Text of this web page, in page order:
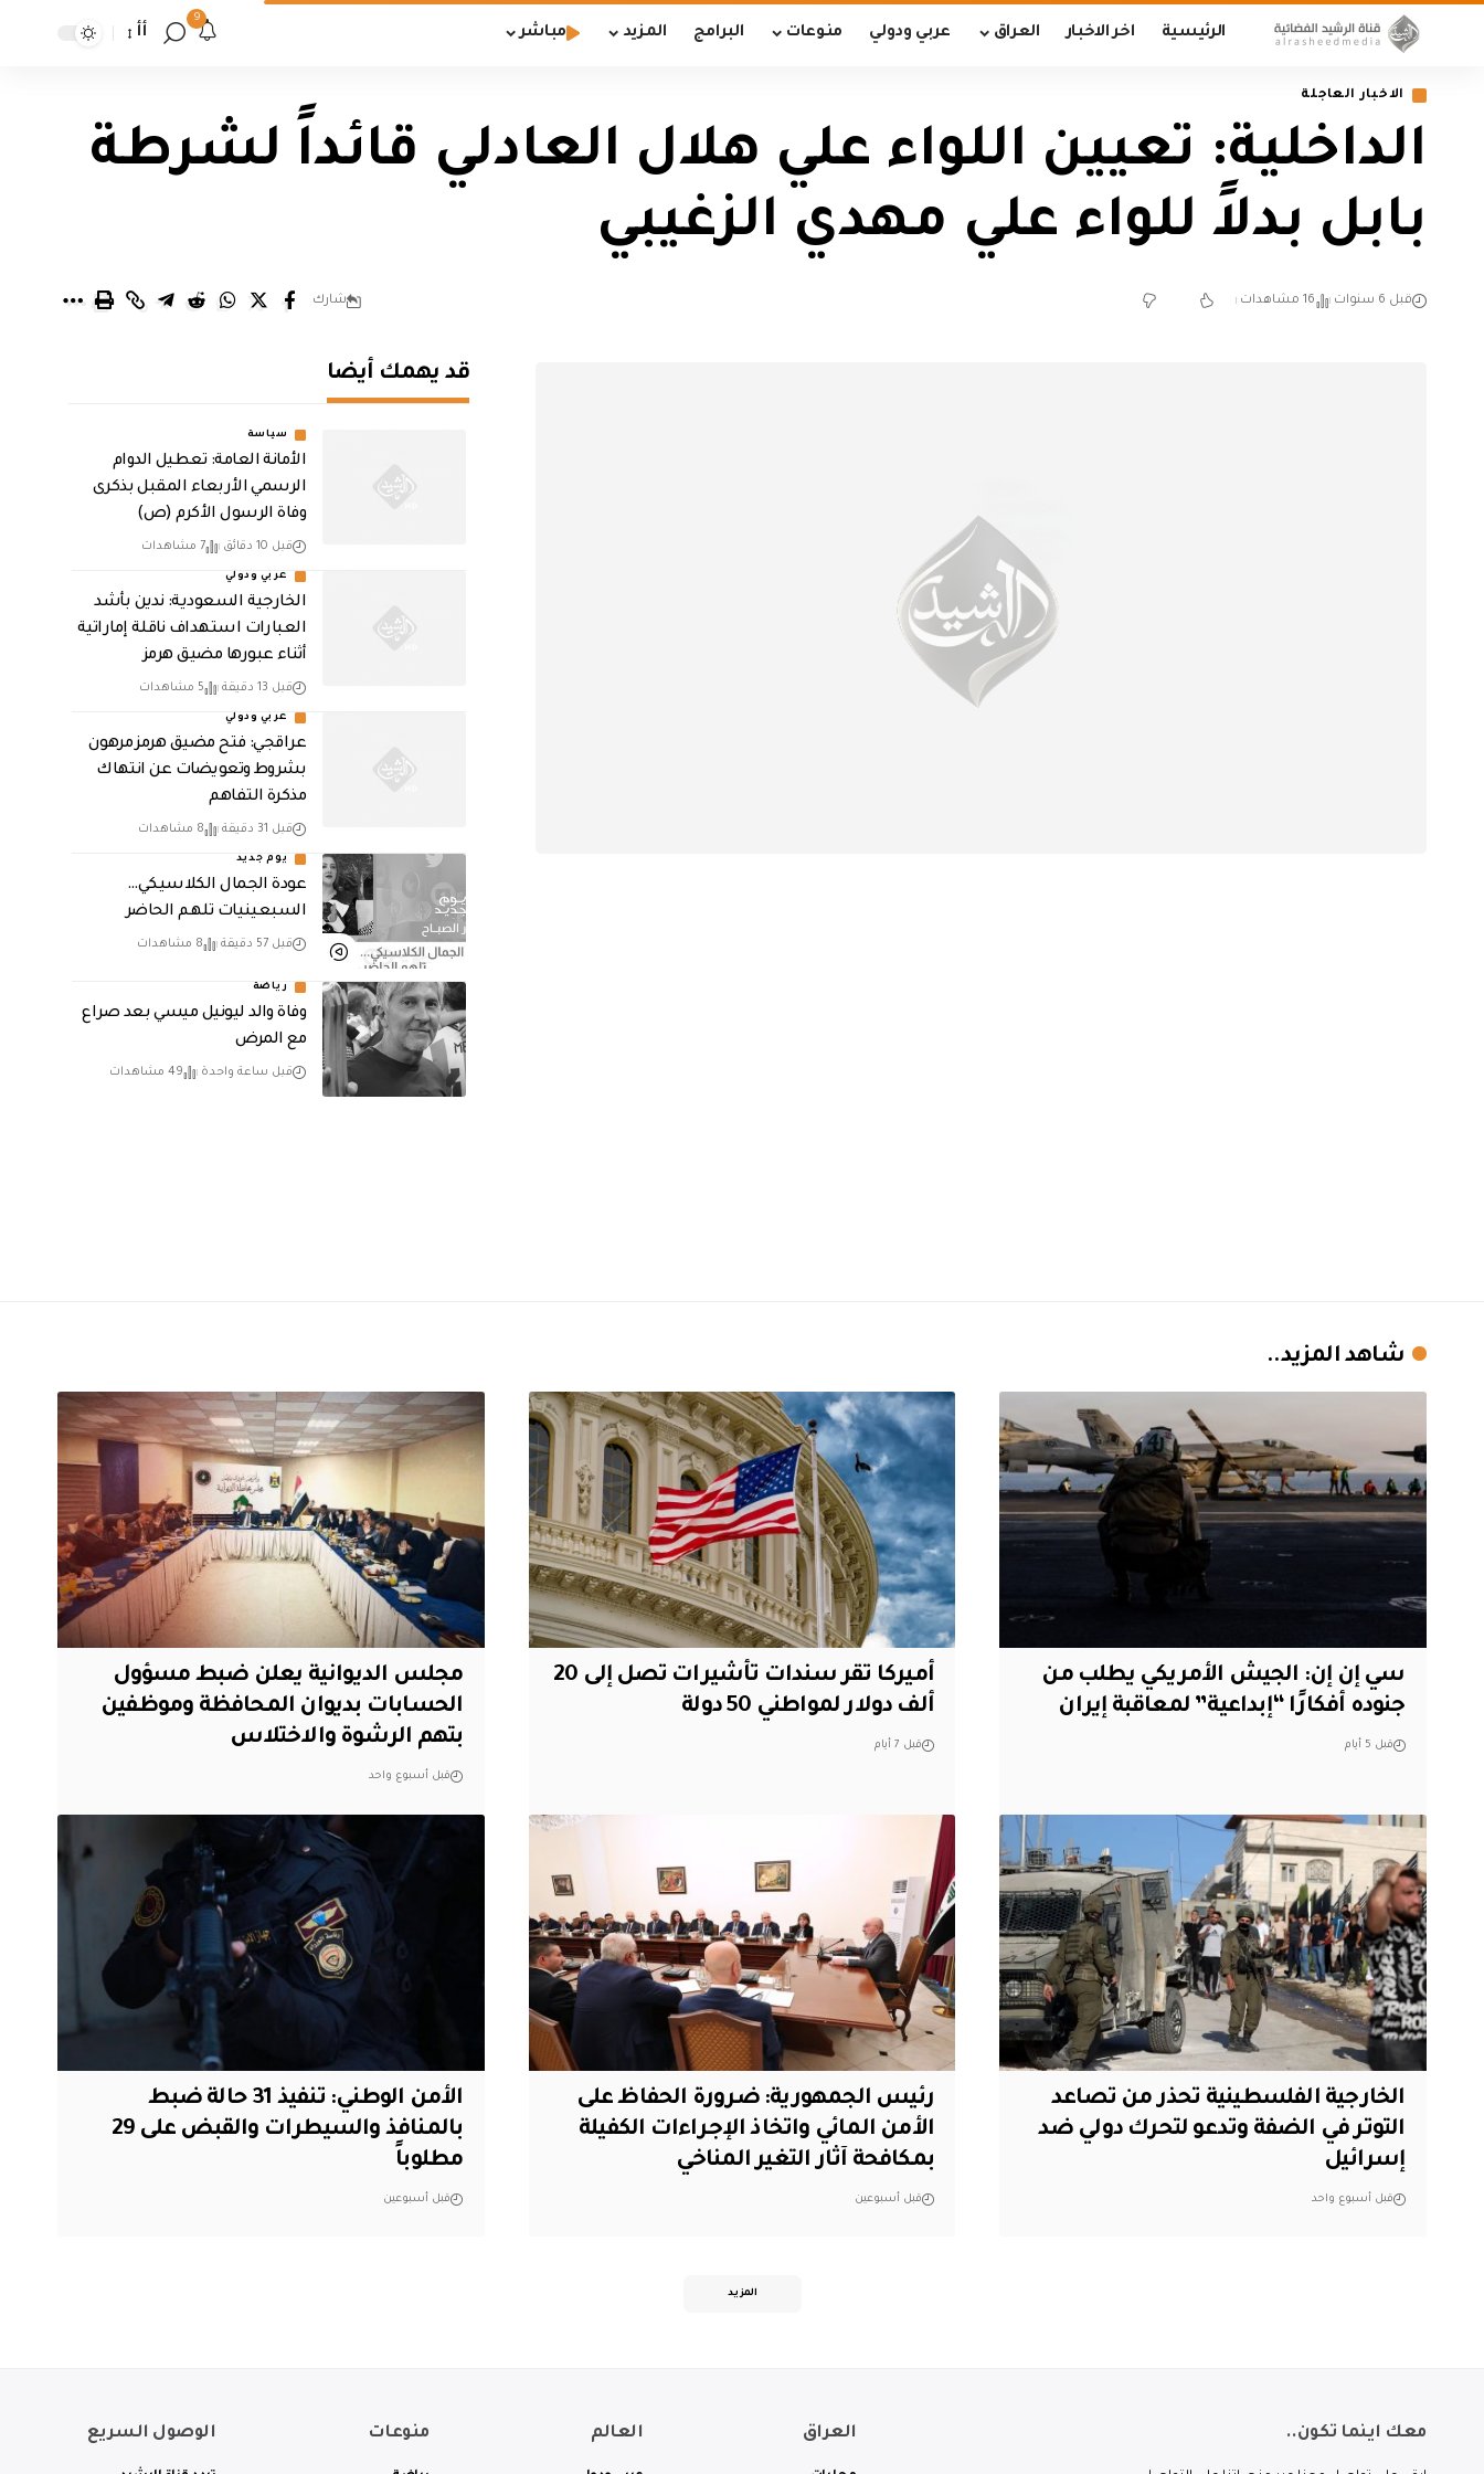
الرئيسية اخر الاخبار العراق عربي ودولي منوعات البرامج المزيد مباشر
9
أأ
الاخبار العاجلة
الداخلية: تعيين اللواء علي هلال العادلي قائداً لشرطة
بابل بدلاً للواء علي مهدي الزغيبي
قبل 6 سنوات 16 مشاهدات شارك
قد يهمك أيضا
سياسة
الأمانة العامة: تعطيل الدوام
الرسمي الأربعاء المقبل بذكرى
وفاة الرسول الأكرم (ص)
قبل 10 دقائق 7 مشاهدات
عربي ودولي
‏الخارجية السعودية: ندين بأشد
العبارات استهداف ناقلة إماراتية
أثناء عبورها مضيق هرمز
قبل 13 دقيقة 5 مشاهدات
عربي ودولي
عراقجي: فتح مضيق هرمز مرهون
بشروط وتعويضات عن انتهاك
مذكرة التفاهم
قبل 31 دقيقة 8 مشاهدات
يوم جديد
عودة الجمال الكلاسيكي…
السبعينيات تلهم الحاضر
قبل 57 دقيقة 8 مشاهدات
رياضة
وفاة والد ليونيل ميسي بعد صراع
مع المرض
قبل ساعة واحدة 49 مشاهدات
شاهد المزيد..
سي إن إن: الجيش الأمريكي يطلب من
جنوده أفكارًا “إبداعية” لمعاقبة إيران
قبل 5 أيام
أميركا تقر سندات تأشيرات تصل إلى 20
ألف دولار لمواطني 50 دولة
قبل 7 أيام
مجلس الديوانية يعلن ضبط مسؤول
الحسابات بديوان المحافظة وموظفين
بتهم الرشوة والاختلاس
قبل أسبوع واحد
الخارجية الفلسطينية تحذر من تصاعد
التوتر في الضفة وتدعو لتحرك دولي ضد
إسرائيل
قبل أسبوع واحد
رئيس الجمهورية: ضرورة الحفاظ على
الأمن المائي واتخاذ الإجراءات الكفيلة
بمكافحة آثار التغير المناخي
قبل أسبوعين
الأمن الوطني: تنفيذ 31 حالة ضبط
بالمنافذ والسيطرات والقبض على 29
مطلوباً
قبل أسبوعين
المزيد
معك اينما تكون.. العراق العالم منوعات الوصول السريع